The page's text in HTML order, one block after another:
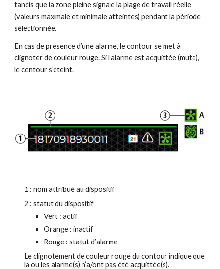
tandis que la zone pleine signale la plage de travail réelle
(valeurs maximale et minimale atteintes) pendant la période
sélectionnée.
En cas de présence d’une alarme, le contour se met à
clignoter de couleur rouge. Si l’alarme est acquittée (mute),
le contour s’éteint.
1 : nom attribué au dispositif
2 : statut du dispositif
Vert : actif
Orange : inactif
Rouge : statut d’alarme
Le clignotement de couleur rouge du contour indique que
la ou les alarme(s) n’a/ont pas été acquittée(s).